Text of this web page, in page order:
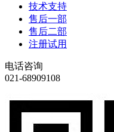
技术支持
售后一部
售后二部
注册试用
电话咨询
021-68909108